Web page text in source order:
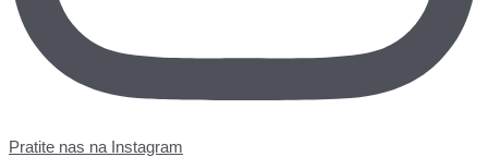
Pratite nas na Instagram